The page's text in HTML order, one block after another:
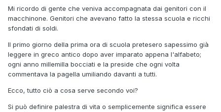
Mi ricordo di gente che veniva accompagnata dai genitori con il
macchinone. Genitori che avevano fatto la stessa scuola e ricchi
sfondati di soldi.
Il primo giorno della prima ora di scuola pretesero sapessimo già
leggere in greco antico dopo aver imparato appena l'alfabeto;
ogni anno millemilla bocciati e la preside che ogni volta
commentava la pagella umiliando davanti a tutti.
Ecco, tutto ciò a cosa serve secondo voi?
Si può definire palestra di vita o semplicemente significa essere